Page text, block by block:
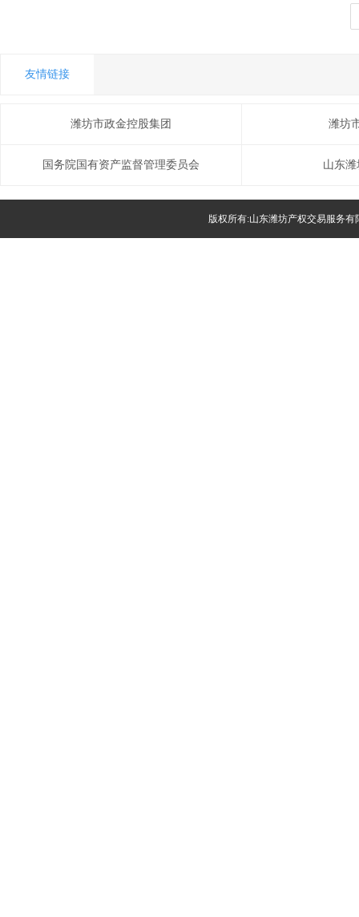
友情链接
潍坊市政金控股集团 潍坊
国务院国有资产监督管理委员会 山东
版权所有:山东潍坊产权交易服务有